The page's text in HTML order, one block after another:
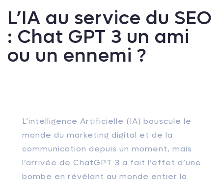
L’IA au service du SEO
: Chat GPT 3 un ami
ou un ennemi ?
L’intelligence Artificielle (IA) bouscule le
monde du marketing digital et de la
communication depuis un moment, mais
l’arrivée de ChatGPT 3 a fait l’effet d’une
bombe en révélant au monde entier la